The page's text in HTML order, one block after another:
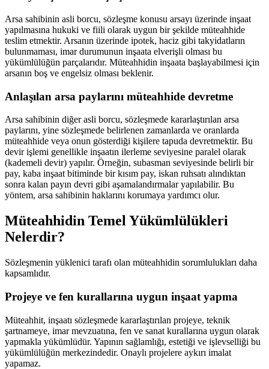
Arsa sahibinin asli borcu, sözleşme konusu arsayı üzerinde inşaat
yapılmasına hukuki ve fiili olarak uygun bir şekilde müteahhide
teslim etmektir. Arsanın üzerinde ipotek, haciz gibi takyidatların
bulunmaması, imar durumunun inşaata elverişli olması bu
yükümlülüğün parçalarıdır. Müteahhidin inşaata başlayabilmesi için
arsanın boş ve engelsiz olması beklenir.
Anlaşılan arsa paylarını müteahhide devretme
Arsa sahibinin diğer asli borcu, sözleşmede kararlaştırılan arsa
paylarını, yine sözleşmede belirlenen zamanlarda ve oranlarda
müteahhide veya onun gösterdiği kişilere tapuda devretmektir. Bu
devir işlemi genellikle inşaatın ilerleme seviyesine paralel olarak
(kademeli devir) yapılır. Örneğin, subasman seviyesinde belirli bir
pay, kaba inşaat bitiminde bir kısım pay, iskan ruhsatı alındıktan
sonra kalan payın devri gibi aşamalandırmalar yapılabilir. Bu
yöntem, arsa sahibinin haklarını korumaya yardımcı olur.
Müteahhidin Temel Yükümlülükleri
Nelerdir?
Sözleşmenin yüklenici tarafı olan müteahhidin sorumlulukları daha
kapsamlıdır.
Projeye ve fen kurallarına uygun inşaat yapma
Müteahhit, inşaatı sözleşmede kararlaştırılan projeye, teknik
şartnameye, imar mevzuatına, fen ve sanat kurallarına uygun olarak
yapmakla yükümlüdür. Yapının sağlamlığı, estetiği ve işlevselliği bu
yükümlülüğün merkezindedir. Onaylı projelere aykırı imalat
yapamaz.